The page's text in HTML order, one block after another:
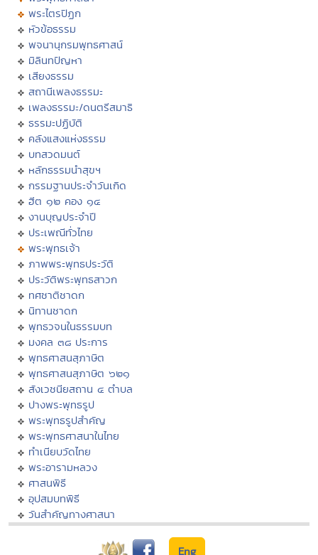
พระไตรปิฏก
หัวข้อธรรม
พจนานุกรมพุทธศาสน์
มิลินทปัญหา
เสียงธรรม
สถานีเพลงธรรมะ
เพลงธรรมะ/ดนตรีสมาธิ
ธรรมะปฏิบัติ
คลังแสงแห่งธรรม
บทสวดมนต์
หลักธรรมนำสุขฯ
กรรมฐานประจำวันเกิด
ฮีต ๑๒ คอง ๑๔
งานบุญประจำปี
ประเพณีทั่วไทย
พระพุทธเจ้า
ภาพพระพุทธประวัติ
ประวัติพระพุทธสาวก
ทศชาติชาดก
นิทานชาดก
พุทธวจนในธรรมบท
มงคล ๓๘ ประการ
พุทธศาสนสุภาษิต
พุทธศาสนสุภาษิต ๖๒๑
สังเวชนียสถาน ๔ ตำบล
ปางพระพุทธรูป
พระพุทธรูปสำคัญ
พระพุทธศาสนาในไทย
ทำเนียบวัดไทย
พระอารามหลวง
ศาสนพิธี
อุปสมบทพิธี
วันสำคัญทางศาสนา
Eng